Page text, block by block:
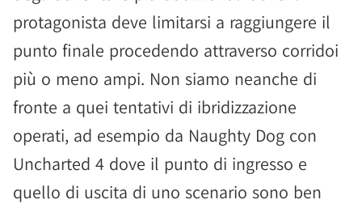
protagonista deve limitarsi a raggiungere il
punto finale procedendo attraverso corridoi
più o meno ampi. Non siamo neanche di
fronte a quei tentativi di ibridizzazione
operati, ad esempio da Naughty Dog con
Uncharted 4 dove il punto di ingresso e
quello di uscita di uno scenario sono ben